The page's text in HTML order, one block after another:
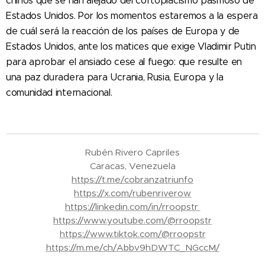
Estados Unidos. Por los momentos estaremos a la espera
de cuál será la reacción de los países de Europa y de
Estados Unidos, ante los matices que exige Vladimir Putin
para aprobar el ansiado cese al fuego: que resulte en
una paz duradera para Ucrania, Rusia, Europa y la
comunidad internacional.
Rubén Rivero Capriles
Caracas, Venezuela
https://t.me/cobranzatriunfo
https://x.com/rubenriverow
https://linkedin.com/in/rroopstr
https://www.youtube.com/@rroopstr
https://www.tiktok.com/@rroopstr
https://m.me/ch/Abbv9hDWTC_NGccM/